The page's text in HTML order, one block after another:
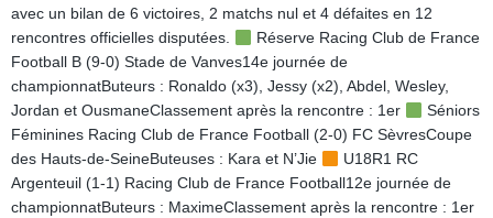
avec un bilan de 6 victoires, 2 matchs nul et 4 défaites en 12
rencontres officielles disputées.
Réserve Racing Club de France
Football B (9-0) Stade de Vanves14e journée de
championnatButeurs : Ronaldo (x3), Jessy (x2), Abdel, Wesley,
Jordan et OusmaneClassement après la rencontre : 1er
Séniors
Féminines Racing Club de France Football (2-0) FC SèvresCoupe
des Hauts-de-SeineButeuses : Kara et N’Jie
U18R1 RC
Argenteuil (1-1) Racing Club de France Football12e journée de
championnatButeurs : MaximeClassement après la rencontre : 1er